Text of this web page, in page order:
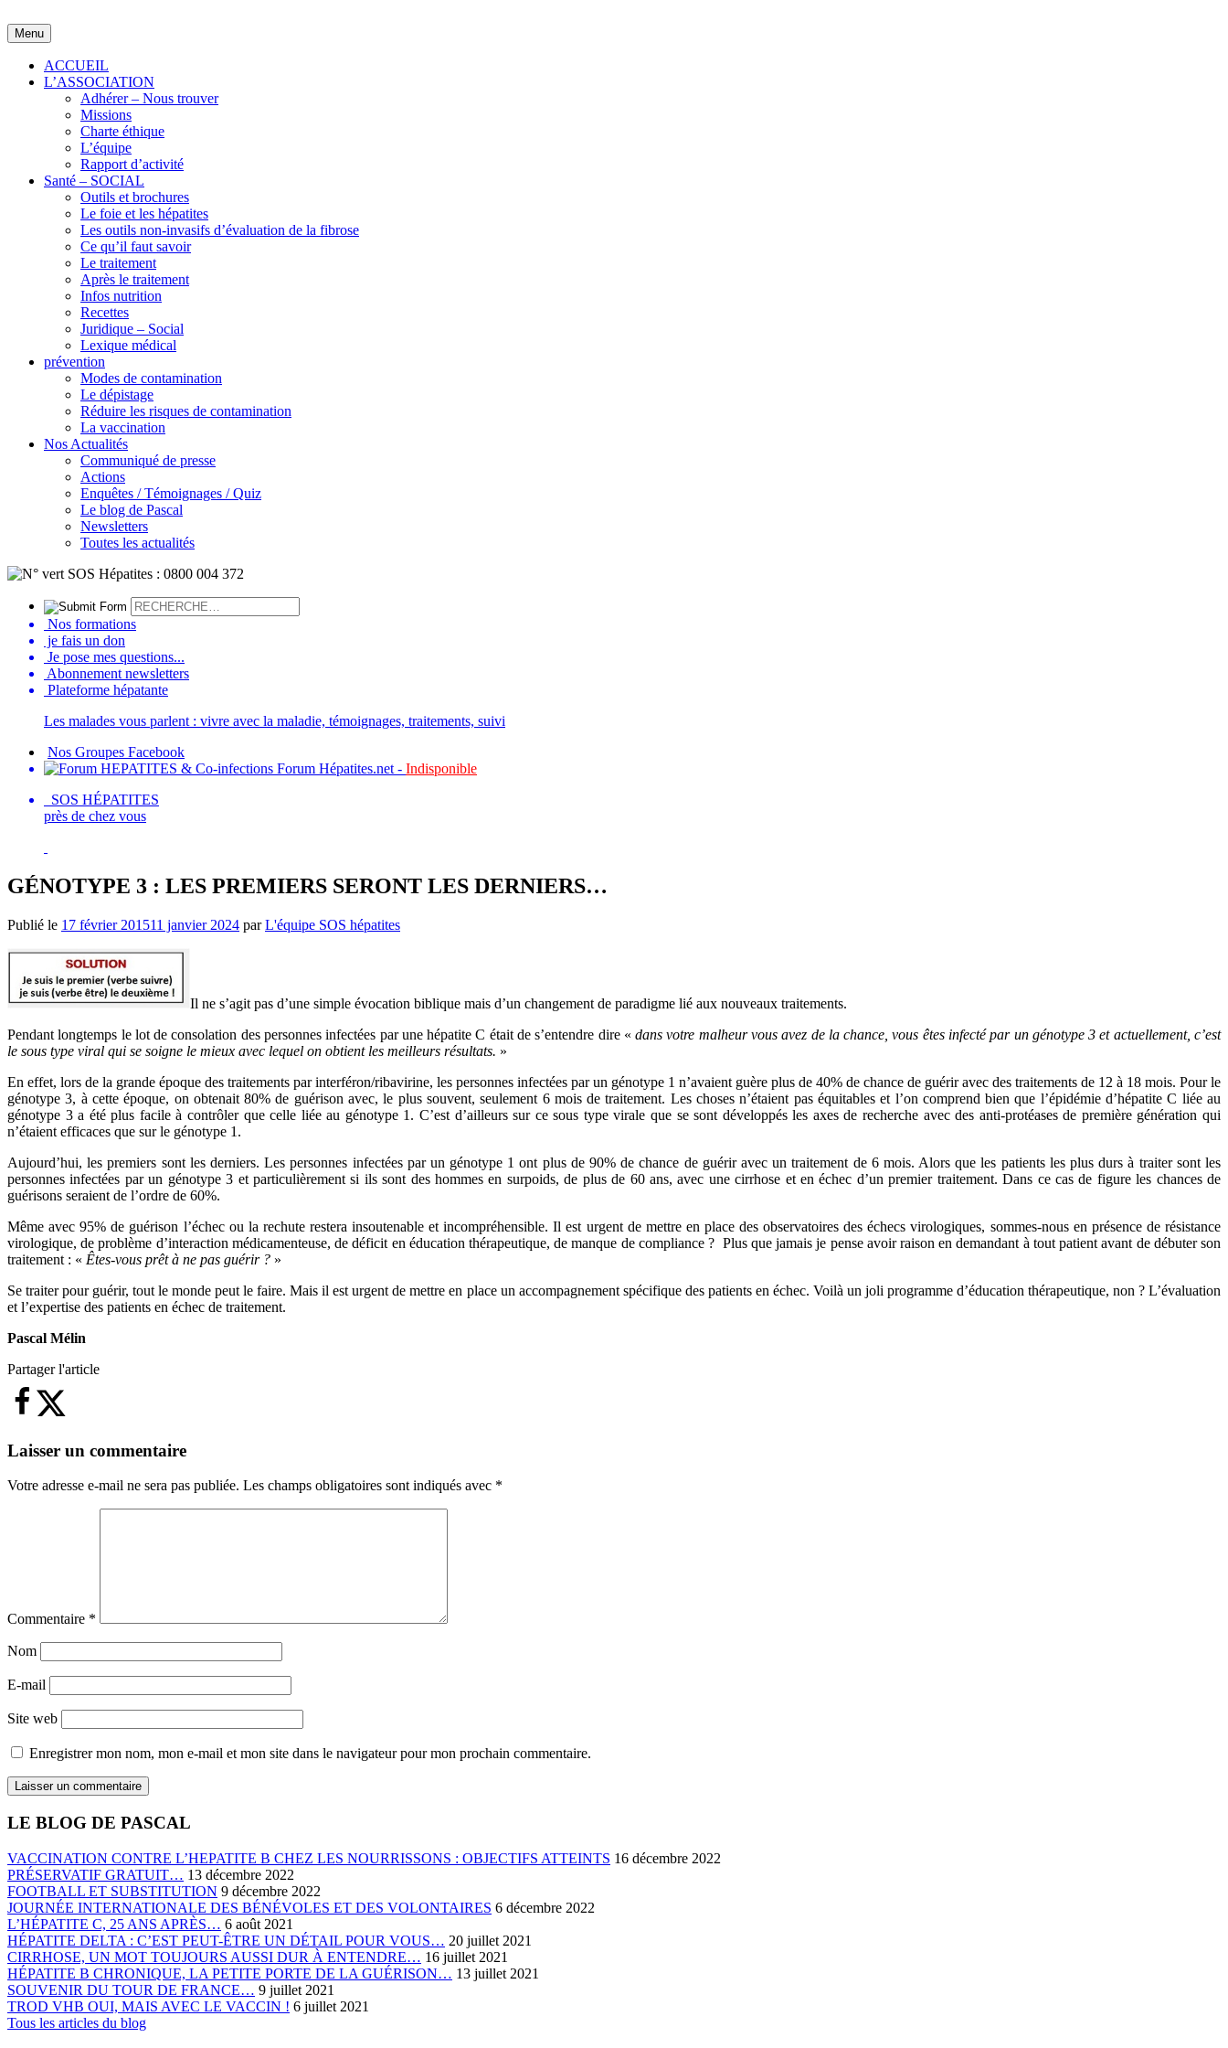
to
content
Menu
ACCUEIL
L’ASSOCIATION
Adhérer – Nous trouver
Missions
Charte éthique
L’équipe
Rapport d’activité
Santé – SOCIAL
Outils et brochures
Le foie et les hépatites
Les outils non-invasifs d’évaluation de la fibrose
Ce qu’il faut savoir
Le traitement
Après le traitement
Infos nutrition
Recettes
Juridique – Social
Lexique médical
prévention
Modes de contamination
Le dépistage
Réduire les risques de contamination
La vaccination
Nos Actualités
Communiqué de presse
Actions
Enquêtes / Témoignages / Quiz
Le blog de Pascal
Newsletters
Toutes les actualités
Nos formations
je fais un don
Je pose mes questions...
Abonnement newsletters
Plateforme hépatante
Les malades vous parlent : vivre avec la maladie, témoignages, traitements, suivi
Nos Groupes Facebook
Forum Hépatites.net - Indisponible
SOS HÉPATITES
près de chez vous
GÉNOTYPE 3 : LES PREMIERS SERONT LES DERNIERS…
Publié le 17 février 201511 janvier 2024 parL'équipe SOS hépatites
Il ne s’agit pas d’une simple évocation biblique mais d’un changement de paradigme lié aux nouveaux traitements.
Pendant longtemps le lot de consolation des personnes infectées par une hépatite C était de s’entendre dire «dans votre malheur vous avez de la chance, vous êtes infecté par un génotype 3 et actuellement, c’est
le sous type viral qui se soigne le mieux avec lequel on obtient les meilleurs résultats. »
En effet, lors de la grande époque des traitements par interféron/ribavirine, les personnes infectées par un génotype 1 n’avaient guère plus de 40% de chance de guérir avec des traitements de 12 à 18 mois. Pour le
génotype 3, à cette époque, on obtenait 80% de guérison avec, le plus souvent, seulement 6 mois de traitement. Les choses n’étaient pas équitables et l’on comprend bien que l’épidémie d’hépatite C liée au
génotype 3 a été plus facile à contrôler que celle liée au génotype 1. C’est d’ailleurs sur ce sous type virale que se sont développés les axes de recherche avec des anti-protéases de première génération qui
n’étaient efficaces que sur le génotype 1.
Aujourd’hui, les premiers sont les derniers. Les personnes infectées par un génotype 1 ont plus de 90% de chance de guérir avec un traitement de 6 mois. Alors que les patients les plus durs à traiter sont les
personnes infectées par un génotype 3 et particulièrement si ils sont des hommes en surpoids, de plus de 60 ans, avec une cirrhose et en échec d’un premier traitement. Dans ce cas de figure les chances de
guérisons seraient de l’ordre de 60%.
Même avec 95% de guérison l’échec ou la rechute restera insoutenable et incompréhensible. Il est urgent de mettre en place des observatoires des échecs virologiques, sommes-nous en présence de résistance
virologique, de problème d’interaction médicamenteuse, de déficit en éducation thérapeutique, de manque de compliance ? Plus que jamais je pense avoir raison en demandant à tout patient avant de débuter son
traitement : « Êtes-vous prêt à ne pas guérir ? »
Se traiter pour guérir, tout le monde peut le faire. Mais il est urgent de mettre en place un accompagnement spécifique des patients en échec. Voilà un joli programme d’éducation thérapeutique, non ? L’évaluation
et l’expertise des patients en échec de traitement.
Pascal Mélin
Partager l'article
Laisser un commentaire
Votre adresse e-mail ne sera pas publiée. Les champs obligatoires sont indiqués avec *
Commentaire *
Nom
E-mail
Site web
Enregistrer mon nom, mon e-mail et mon site dans le navigateur pour mon prochain commentaire.
LE BLOG DE PASCAL
VACCINATION CONTRE L’HEPATITE B CHEZ LES NOURRISSONS : OBJECTIFS ATTEINTS 16 décembre 2022
PRÉSERVATIF GRATUIT… 13 décembre 2022
FOOTBALL ET SUBSTITUTION 9 décembre 2022
JOURNÉE INTERNATIONALE DES BÉNÉVOLES ET DES VOLONTAIRES 6 décembre 2022
L’HÉPATITE C, 25 ANS APRÈS… 6 août 2021
HÉPATITE DELTA : C’EST PEUT-ÊTRE UN DÉTAIL POUR VOUS… 20 juillet 2021
CIRRHOSE, UN MOT TOUJOURS AUSSI DUR À ENTENDRE… 16 juillet 2021
HÉPATITE B CHRONIQUE, LA PETITE PORTE DE LA GUÉRISON… 13 juillet 2021
SOUVENIR DU TOUR DE FRANCE… 9 juillet 2021
TROD VHB OUI, MAIS AVEC LE VACCIN ! 6 juillet 2021
Tous les articles du blog